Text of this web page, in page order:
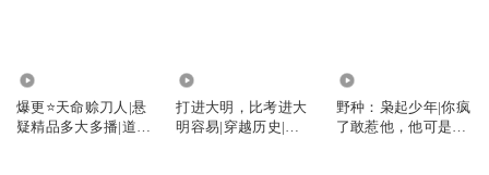
爆更⭐天命赊刀人|悬
疑精品多大多播|道士
打进大明，比考进大
明容易|穿越历史|权
野种：枭起少年|你疯
了敢惹他，他可是黑